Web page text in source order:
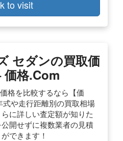
to visit
セダンの買取価
価格.com
格を比較するなら【価
や走行距離別の買取相場
に詳しい査定額が知りた
開せずに複数業者の見積
できます！